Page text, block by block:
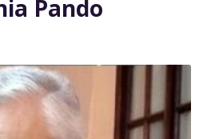
Pando